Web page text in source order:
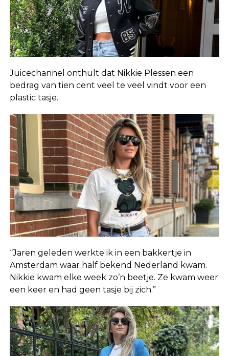
Juicechannel onthult dat Nikkie Plessen een
bedrag van tien cent veel te veel vindt voor een
plastic tasje.
“Jaren geleden werkte ik in een bakkertje in
Amsterdam waar half bekend Nederland kwam.
Nikkie kwam elke week zo’n beetje. Ze kwam weer
een keer en had geen tasje bij zich.”